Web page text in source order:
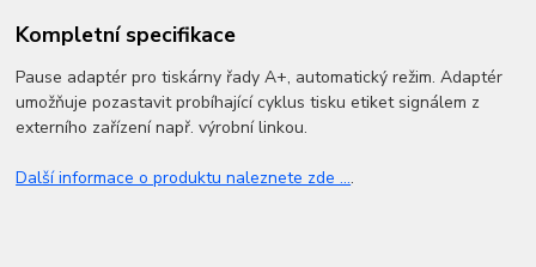
Kompletní specifikace
Pause adaptér pro tiskárny řady A+, automatický režim. Adaptér
umožňuje pozastavit probíhající cyklus tisku etiket signálem z
externího zařízení např. výrobní linkou.
Další informace o produktu naleznete zde ....